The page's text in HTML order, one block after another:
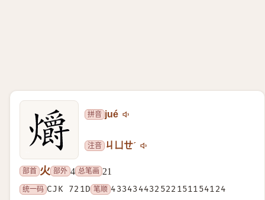
拼音 jué
注音 ㄐㄩㄝˊ
部首 火 部外 4 总笔画 21
统一码 CJK 721D 笔顺 433434432522151154124